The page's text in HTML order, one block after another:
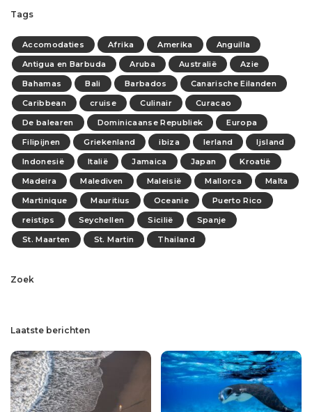
Tags
Accomodaties Afrika Amerika
Anguilla
Antigua en Barbuda
Aruba Australië
Azie
Bahamas
Bali Barbados
Canarische Eilanden
Caribbean
cruise Culinair
Curacao
De balearen
Dominicaanse Republiek
Europa
Filipijnen
Griekenland ibiza Ierland
Ijsland
Indonesië
Italië Jamaica Japan
Kroatië
Madeira
Malediven Maleisië Mallorca
Malta
Martinique
Mauritius Oceanie
Puerto Rico
reistips
Seychellen Sicilië
Spanje
St. Maarten
St. Martin Thailand
Zoek
Laatste berichten